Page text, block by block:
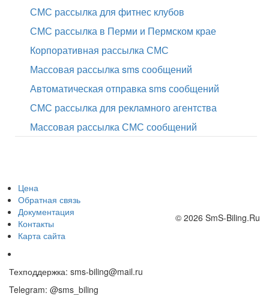
СМС рассылка для фитнес клубов
СМС рассылка в Перми и Пермском крае
Корпоративная рассылка СМС
Массовая рассылка sms сообщений
Автоматическая отправка sms сообщений
СМС рассылка для рекламного агентства
Массовая рассылка СМС сообщений
Цена
Обратная связь
Документация
Контакты
Карта сайта
Техподдержка: sms-biling@mail.ru
Telegram: @sms_biling
© 2026 SmS-Biling.Ru